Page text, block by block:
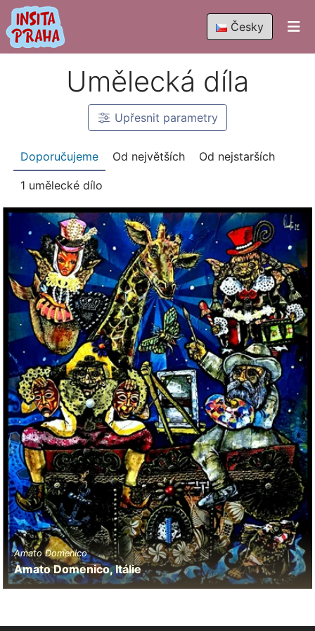
Česky
Umělecká díla
Upřesnit parametry
Doporučujeme Od největších Od nejstarších
1 umělecké dílo
Amato Domenico
Amato Domenico, Itálie